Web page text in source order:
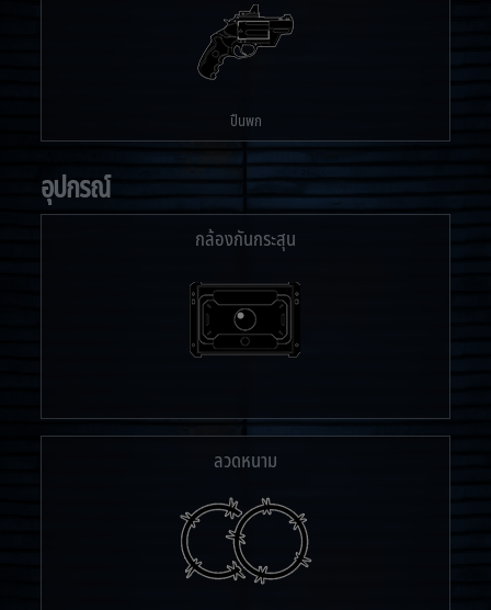
ปืนพก
อุปกรณ์
กล้องกันกระสุน
ลวดหนาม